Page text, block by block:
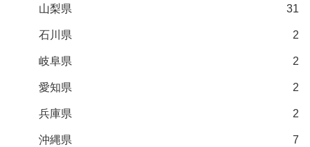
山梨県 31
石川県 2
岐阜県 2
愛知県 2
兵庫県 2
沖縄県 7